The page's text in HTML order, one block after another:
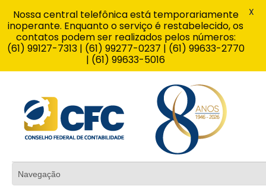
Nossa central telefônica está temporariamente
inoperante. Enquanto o serviço é restabelecido, os
contatos podem ser realizados pelos números:
(61) 99127-7313 | (61) 99277-0237 | (61) 99633-2770
| (61) 99633-5016
X